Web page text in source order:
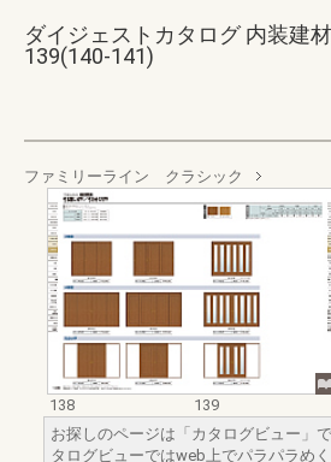
ダイジェストカタログ 内装建
139(140-141)
ファミリーライン クラシック
138
139
お探しのページは「カタログビュー」
タログビューではweb上でパラパラめ